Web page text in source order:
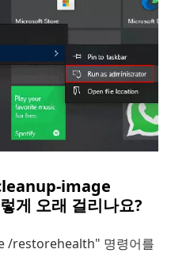
image
오래 걸리나요?
/restorehealth" 명령어를